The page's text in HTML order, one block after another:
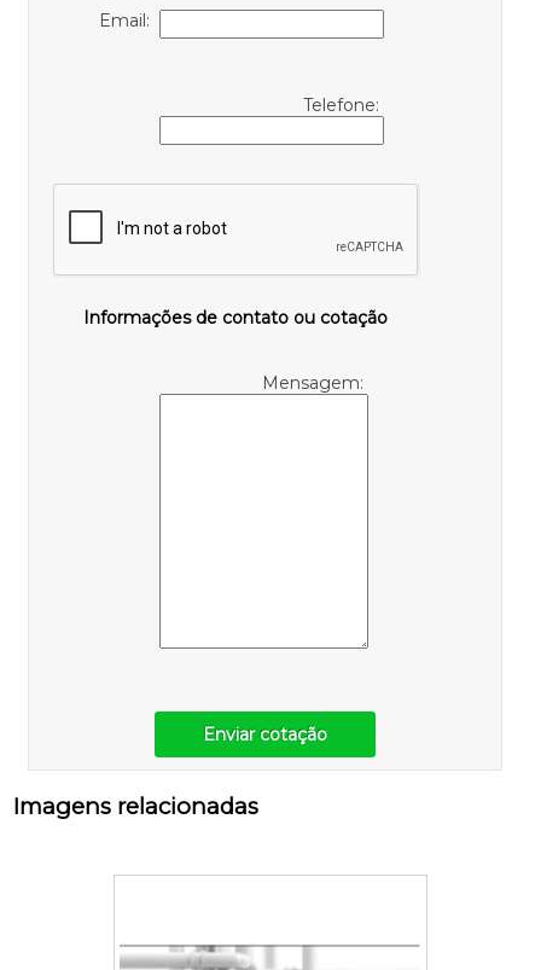
Email:
Telefone:
Informações de contato ou cotação
Mensagem:
Enviar cotação
Imagens relacionadas